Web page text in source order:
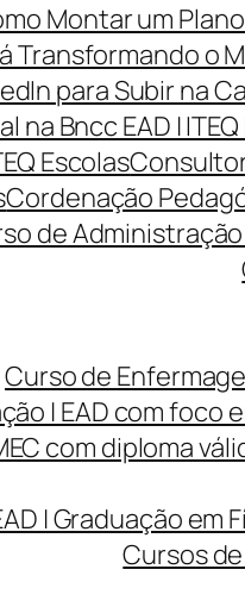
Montar um
Transformando o
para Subir na
Bncc EAD |
Escolas
Cordenação
de
Curso de
| EAD com
com diploma
| Graduação em
Cursos